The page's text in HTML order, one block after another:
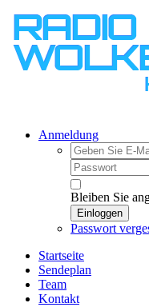
Anmeldung
Bleiben Sie
Einloggen
Passwort
Startseite
Sendeplan
Team
Kontakt